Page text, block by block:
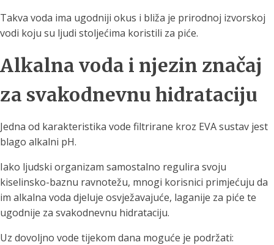
Takva voda ima ugodniji okus i bliža je prirodnoj izvorskoj
vodi koju su ljudi stoljećima koristili za piće.
Alkalna voda i njezin značaj
za svakodnevnu hidrataciju
Jedna od karakteristika vode filtrirane kroz EVA sustav jest
blago alkalni pH.
Iako ljudski organizam samostalno regulira svoju
kiselinsko-baznu ravnotežu, mnogi korisnici primjećuju da
im alkalna voda djeluje osvježavajuće, laganije za piće te
ugodnije za svakodnevnu hidrataciju.
Uz dovoljno vode tijekom dana moguće je podržati: